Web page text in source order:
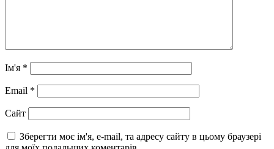
Ім'я *
Email *
Сайт
Зберегти моє ім'я, e-mail, та адресу сайту в цьому браузері